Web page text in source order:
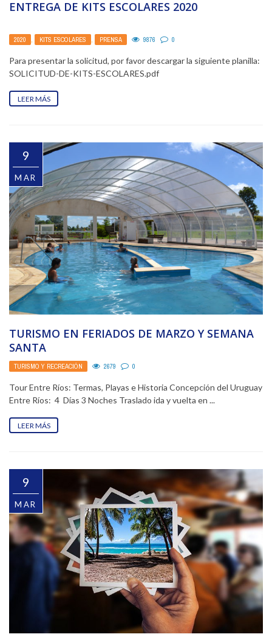
ENTREGA DE KITS ESCOLARES 2020
2020 , KITS ESCOLARES , PRENSA 9876 0
Para presentar la solicitud, por favor descargar la siguiente planilla:
SOLICITUD-DE-KITS-ESCOLARES.pdf
LEER MÁS
9
MAR
TURISMO EN FERIADOS DE MARZO Y SEMANA
SANTA
TURISMO Y RECREACIÓN 2679 0
Tour Entre Ríos: Termas, Playas e Historia Concepción del Uruguay
Entre Ríos: 4 Días 3 Noches Traslado ida y vuelta en ...
LEER MÁS
9
MAR